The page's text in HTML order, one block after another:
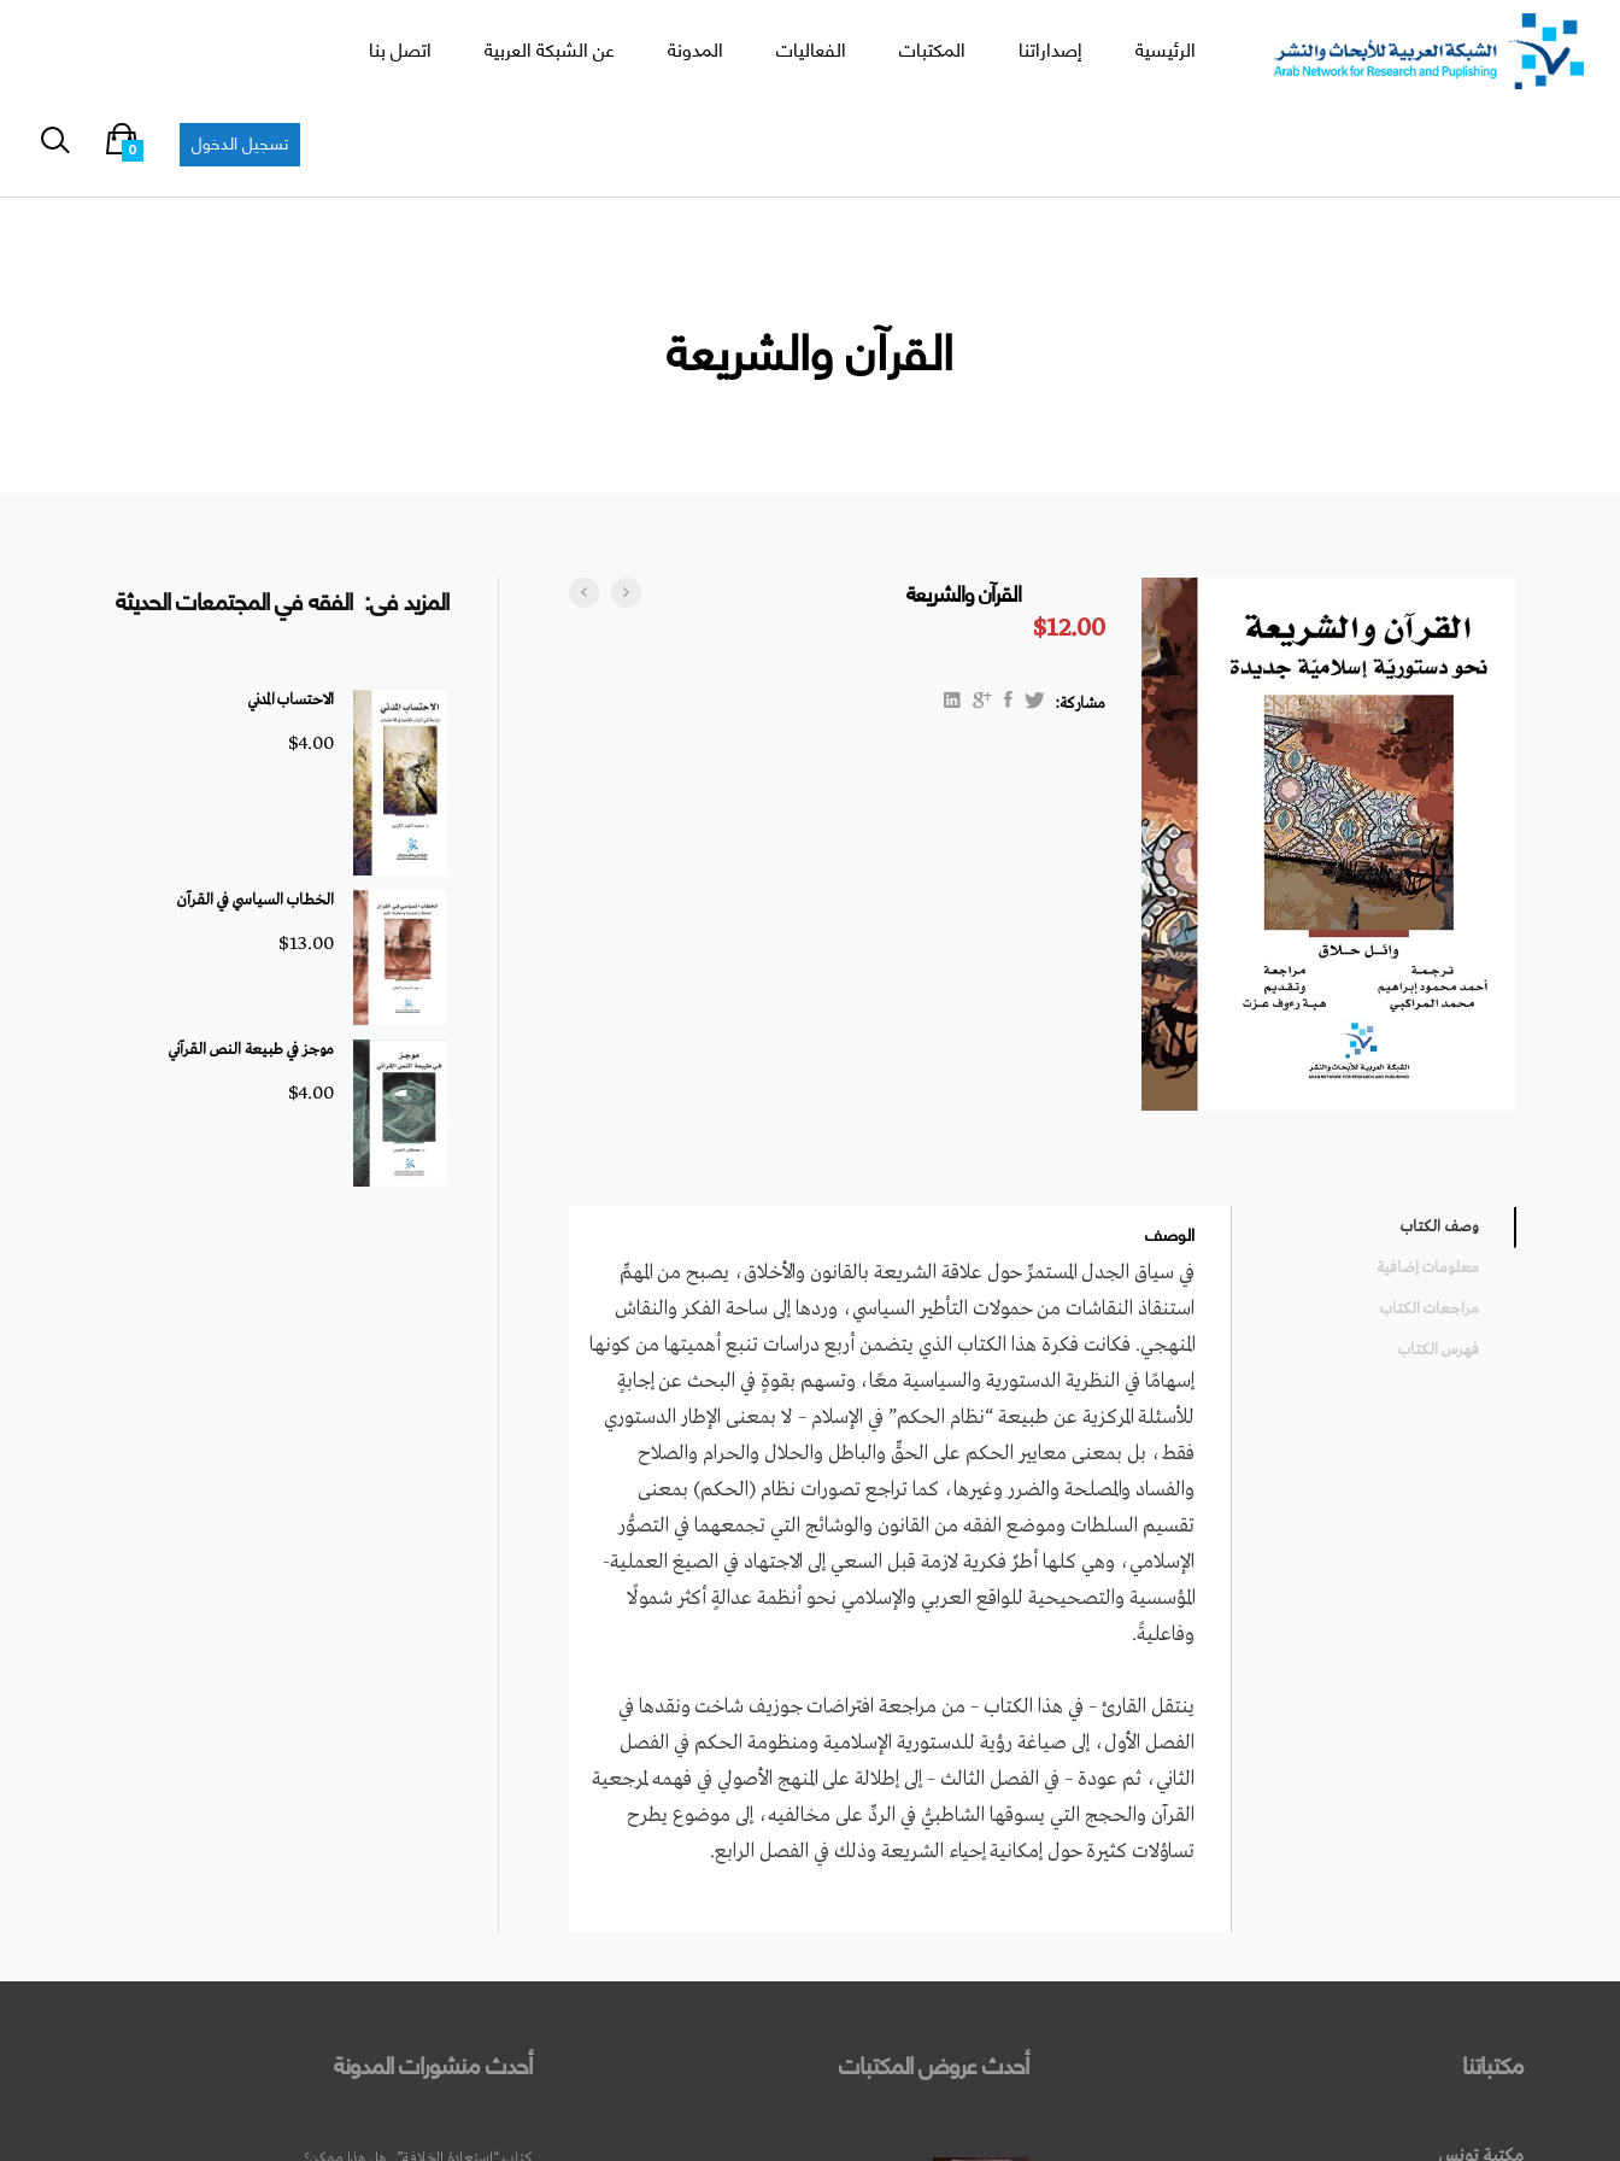
الرئيسية إصداراتنا المكتبات الفعاليات المدونة عن الشبكة العربية اتصل بنا
تسجيل الدخول 0
القرآن والشريعة
القرآن والشريعة
$12.00
مشاركة:
وصف الكتاب
معلومات إضافية
مراجعات الكتاب
فهرس الكتاب
الوصف
في سياق الجدل المستمرِّ حول علاقة الشريعة بالقانون والأخلاق، يصبح من المهمِّ
استنقاذ النقاشات من حمولات التأطير السياسي، وردها إلى ساحة الفكر والنقاش
المنهجي. فكانت فكرة هذا الكتاب الذي يتضمن أربع دراسات تنبع أهميتها من كونها
إسهامًا في النظرية الدستورية والسياسية معًا، وتسهم بقوةٍ في البحث عن إجابةٍ
للأسئلة المركزية عن طبيعة “نظام الحكم” في الإسلام – لا بمعنى الإطار الدستوري
فقط، بل بمعنى معايير الحكم على الحقِّ والباطل والحلال والحرام والصلاح
والفساد والمصلحة والضرر وغيرها، كما تراجع تصورات نظام (الحكم) بمعنى
تقسيم السلطات وموضع الفقه من القانون والوشائج التي تجمعهما في التصوُّر
الإسلامي، وهي كلها أطرٌ فكرية لازمة قبل السعي إلى الاجتهاد في الصيغ العملية-
المؤسسية والتصحيحية للواقع العربي والإسلامي نحو أنظمة عدالةٍ أكثر شمولًا
وفاعليةً.
ينتقل القارئ – في هذا الكتاب – من مراجعة افتراضات جوزيف شاخت ونقدها في
الفصل الأول، إلى صياغة رؤية للدستورية الإسلامية ومنظومة الحكم في الفصل
الثاني، ثم عودة – في الفصل الثالث – إلى إطلالة على المنهج الأصولي في فهمه لمرجعية
القرآن والحجج التي يسوقها الشاطبيُّ في الردِّ على مخالفيه، إلى موضوع يطرح
تساؤلات كثيرة حول إمكانية إحياء الشريعة وذلك في الفصل الرابع.
المزيد فى: الفقه في المجتمعات الحديثة
الاحتساب المدني
$4.00
الخطاب السياسي في القرآن
$13.00
موجز في طبيعة النص القرآني
$4.00
أحدث منشورات المدونة أحدث عروض المكتبات مكتباتنا
مكتبة تونس